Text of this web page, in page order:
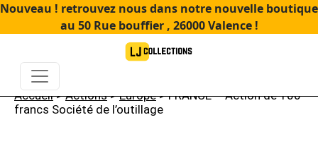
Nouveau ! retrouvez nous dans notre nouvelle boutique
au 50 Rue bouffier , 26000 Valence !
Accueil>Actions>Europe> FRANCE – Action de 100
francs Société de l’outillage